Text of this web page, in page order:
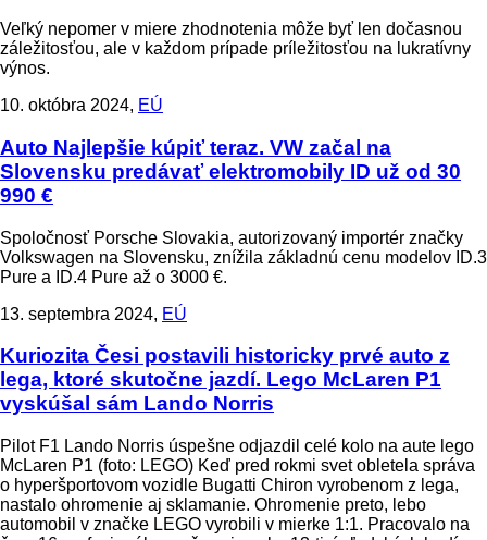
Veľký nepomer v miere zhodnotenia môže byť len dočasnou
záležitosťou, ale v každom prípade príležitosťou na lukratívny
výnos.
10. októbra 2024, EÚ
Auto Najlepšie kúpiť teraz. VW začal na
Slovensku predávať elektromobily ID už od 30
990 €
Spoločnosť Porsche Slovakia, autorizovaný importér značky
Volkswagen na Slovensku, znížila základnú cenu modelov ID.3
Pure a ID.4 Pure až o 3000 €.
13. septembra 2024, EÚ
Kuriozita Česi postavili historicky prvé auto z
lega, ktoré skutočne jazdí. Lego McLaren P1
vyskúšal sám Lando Norris
Pilot F1 Lando Norris úspešne odjazdil celé kolo na aute lego
McLaren P1 (foto: LEGO) Keď pred rokmi svet obletela správa
o hyperšportovom vozidle Bugatti Chiron vyrobenom z lega,
nastalo ohromenie aj sklamanie. Ohromenie preto, lebo
automobil v značke LEGO vyrobili v mierke 1:1. Pracovalo na